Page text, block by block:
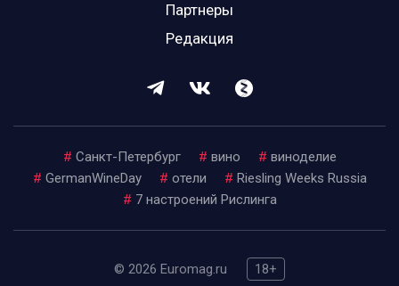
Партнеры
Редакция
# Санкт-Петербург # вино # виноделие
# GermanWineDay # отели # Riesling Weeks Russia
# 7 настроений Рислинга
© 2026 Euromag.ru
18+